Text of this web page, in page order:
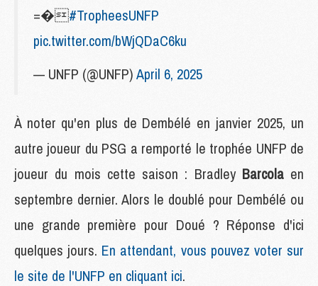
=�#TropheesUNFP
pic.twitter.com/bWjQDaC6ku
— UNFP (@UNFP)April 6, 2025
À noter qu'en plus de Dembélé en janvier 2025, un
autre joueur du PSG a remporté le trophée UNFP de
joueur du mois cette saison : Bradley Barcolaen
septembre dernier. Alors le doublé pour Dembélé ou
une grande première pour Doué ? Réponse d'ici
quelques jours. En attendant, vous pouvez voter sur
le site de l'UNFP en cliquant ici.